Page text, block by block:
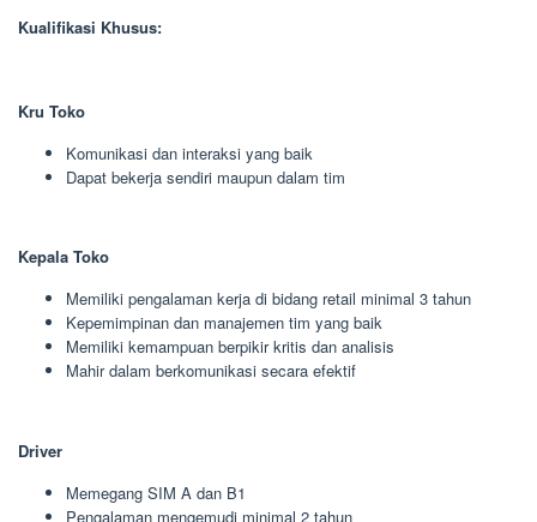
Kualifikasi Khusus:
Kru Toko
Komunikasi dan interaksi yang baik
Dapat bekerja sendiri maupun dalam tim
Kepala Toko
Memiliki pengalaman kerja di bidang retail minimal 3 tahun
Kepemimpinan dan manajemen tim yang baik
Memiliki kemampuan berpikir kritis dan analisis
Mahir dalam berkomunikasi secara efektif
Driver
Memegang SIM A dan B1
Pengalaman mengemudi minimal 2 tahun